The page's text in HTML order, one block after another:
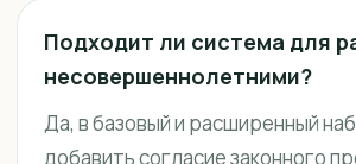
Подходит ли система для
несовершеннолетними?
Да, в базовый и расширенный
добавить согласие законного